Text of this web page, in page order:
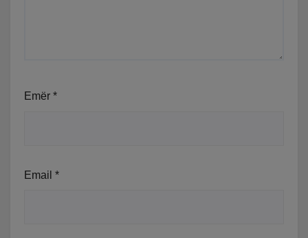
Emër *
Email *